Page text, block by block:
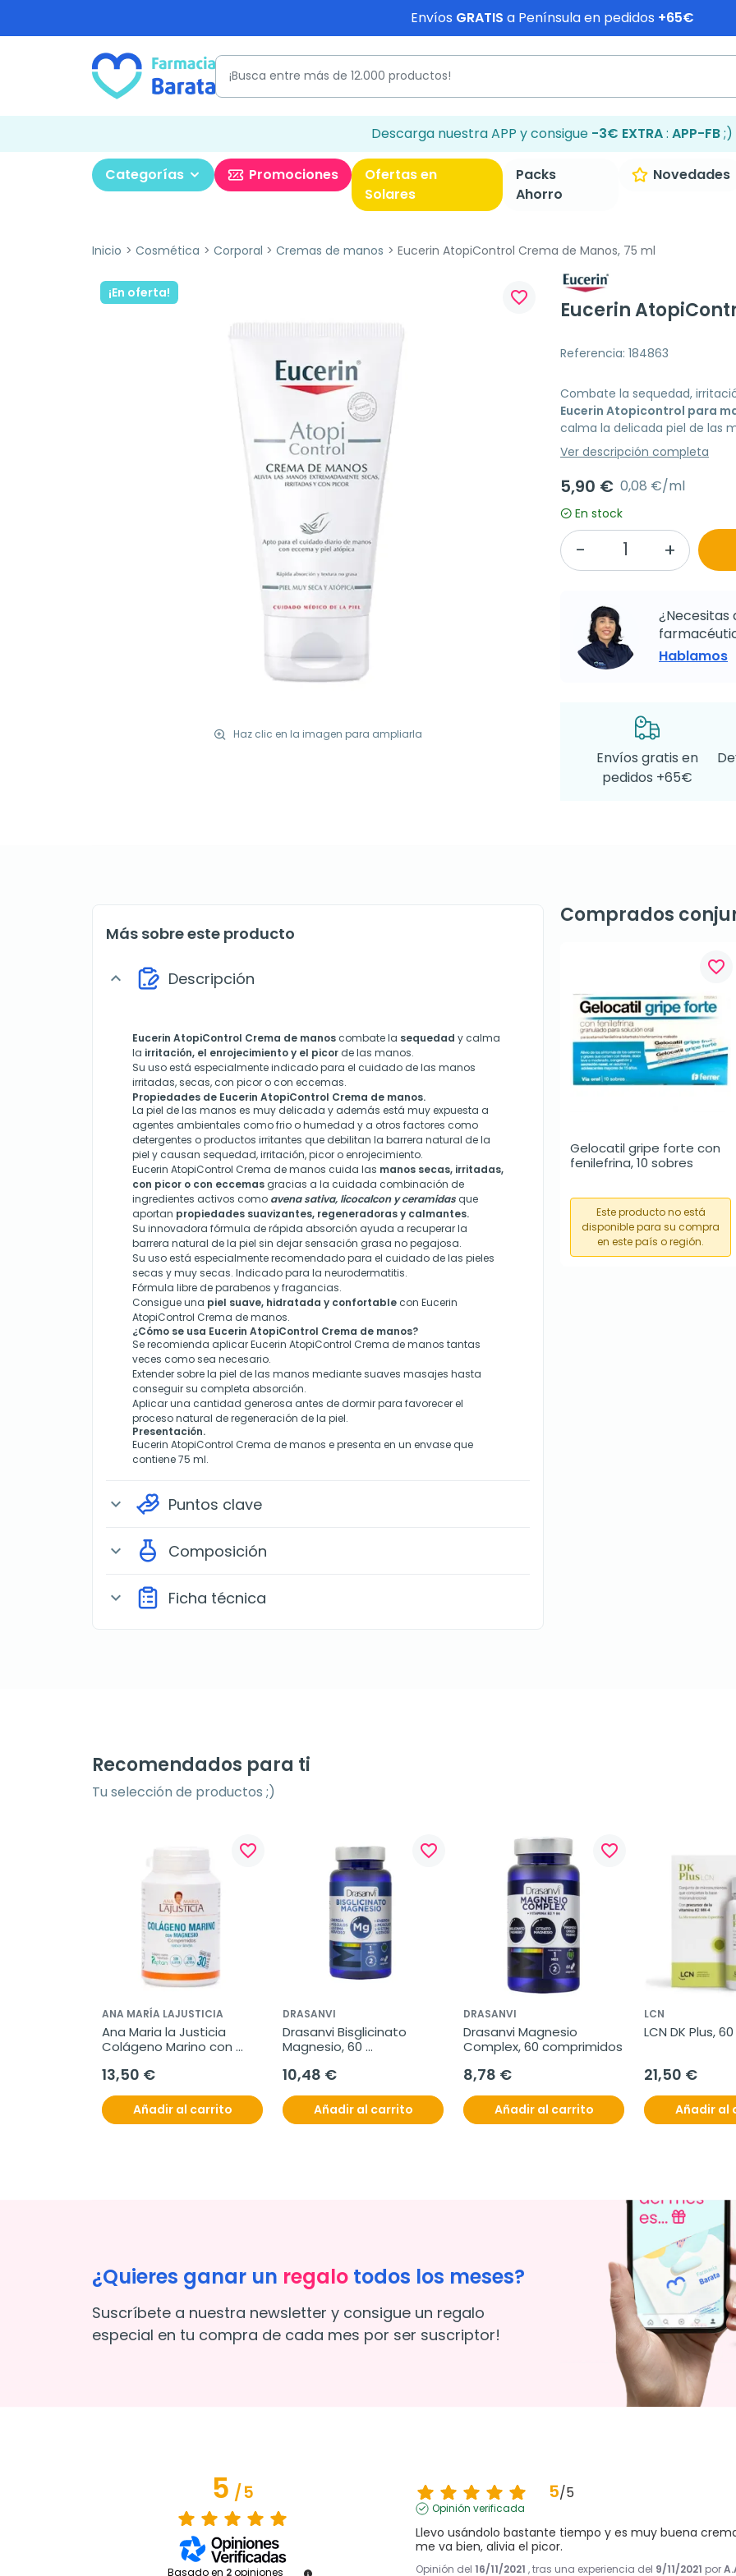
Envíos GRATIS a Península en pedidos +65€
Descarga nuestra APP y consigue -3€ EXTRA: APP-FB;)
Categorías Promociones
Ofertas en
Solares
Packs
Ahorro
Novedades
Inicio Cosmética Corporal Cremas de manos Eucerin AtopiControl Crema de Manos, 75 ml
¡En oferta!
Haz clic en la imagen para ampliarla
favorite_border
Eucerin
Referencia: 184863
Combate la sequedad,
Eucerin Atopicontrol para
calma la delicada piel de las
Ver descripción completa
5,90 € 0,08 €/ml
En stock
¿Necesitas
Hablamos
Envíos gratis en
pedidos +65€
Más sobre este producto
expand_more Descripción
Eucerin AtopiControl Crema de manos combate la sequedad y calma
la irritación, el enrojecimiento y el picor de las manos.
Su uso está especialmente indicado para el cuidado de las manos
irritadas, secas, con picor o con eccemas.
Propiedades de Eucerin AtopiControl Crema de manos.
La piel de las manos es muy delicada y además está muy expuesta a
agentes ambientales como frio o humedad y a otros factores como
detergentes o productos irritantes que debilitan la barrera natural de la
piel y causan sequedad, irritación, picor o enrojecimiento.
Eucerin AtopiControl Crema de manos cuida las manos secas, irritadas,
con picor o con eccemas gracias a la cuidada combinación de
ingredientes activos como avena sativa, licocalcon y ceramidas que
aportan propiedades suavizantes, regeneradoras y calmantes.
Su innovadora fórmula de rápida absorción ayuda a recuperar la
barrera natural de la piel sin dejar sensación grasa no pegajosa.
Su uso está especialmente recomendado para el cuidado de las pieles
secas y muy secas. Indicado para la neurodermatitis.
Fórmula libre de parabenos y fragancias.
Consigue una piel suave, hidratada y confortable con Eucerin
AtopiControl Crema de manos.
¿Cómo se usa Eucerin AtopiControl Crema de manos?
Se recomienda aplicar Eucerin AtopiControl Crema de manos tantas
veces como sea necesario.
Extender sobre la piel de las manos mediante suaves masajes hasta
conseguir su completa absorción.
Aplicar una cantidad generosa antes de dormir para favorecer el
proceso natural de regeneración de la piel.
Presentación.
Eucerin AtopiControl Crema de manos e presenta en un envase que
contiene 75 ml.
expand_more Puntos clave
expand_more Composición
expand_more Ficha técnica
Comprados
favorite_border
Gelocatil gripe forte con
fenilefrina, 10 sobres
Este producto no está
disponible para su compra
en este país o región.
Recomendados para ti
Tu selección de productos ;)
favorite_border
ANA MARÍA LAJUSTICIA
Ana Maria la Justicia
Colágeno Marino con
comprimidos
13,50 €
Añadir al carrito
favorite_border
DRASANVI
Drasanvi Bisglicinato
Magnesio, 60
10,48 €
Añadir al carrito
favorite_border
DRASANVI
Drasanvi Magnesio
Complex, 60 comprimidos
8,78 €
Añadir al carrito
LCN
LCN DK Plus,
21,50 €
Añadir al
¿Quieres ganar un regalo todos los meses?
Suscríbete a nuestra newsletter y consigue un regalo
especial en tu compra de cada mes por ser suscriptor!
5/5
Basado en 2opiniones
5/5
Opinión verificada
Llevo usándolo bastante tiempo y es muy buena
me va bien, alivia el picor.
Opinión del 16/11/2021 , tras una experiencia del 9/11/2021 por